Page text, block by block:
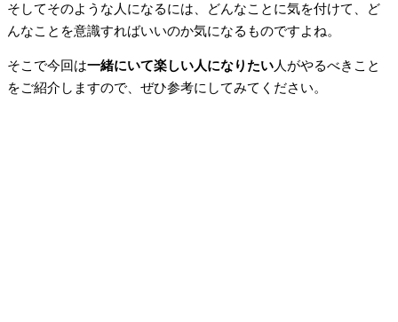
そしてそのような人になるには、どんなことに気を付けて、ど
んなことを意識すればいいのか気になるものですよね。
そこで今回は一緒にいて楽しい人になりたい人がやるべきこと
をご紹介しますので、ぜひ参考にしてみてください。